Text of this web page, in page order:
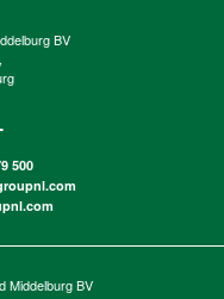
BV
500
Middelburg BV